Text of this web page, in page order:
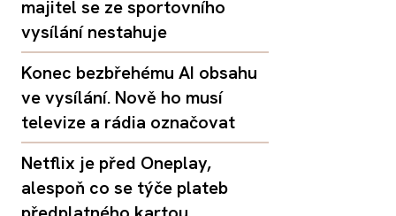
majitel se ze sportovního
vysílání nestahuje
Konec bezbřehému AI obsahu
ve vysílání. Nově ho musí
televize a rádia označovat
Netflix je před Oneplay,
alespoň co se týče plateb